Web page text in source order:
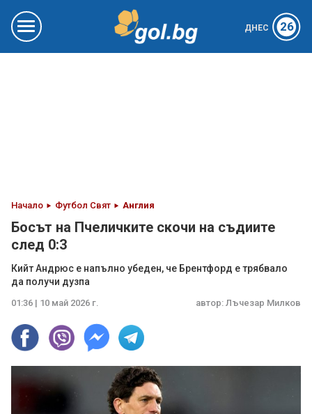
ДНЕС 26
Начало Футбол Свят Англия
Босът на Пчеличките скочи на съдиите
след 0:3
Кийт Андрюс е напълно убеден, че Брентфорд е трябвало
да получи дузпа
01:36 | 10 май 2026 г. автор: Лъчезар Милков